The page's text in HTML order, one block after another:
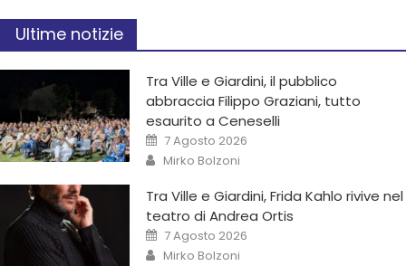
Ultime notizie
Tra Ville e Giardini, il pubblico
abbraccia Filippo Graziani, tutto
esaurito a Ceneselli
7 Agosto 2026
Mirko Bolzoni
Tra Ville e Giardini, Frida Kahlo rivive nel
teatro di Andrea Ortis
7 Agosto 2026
Mirko Bolzoni